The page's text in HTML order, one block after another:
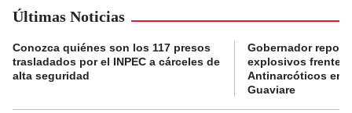
Últimas Noticias
Conozca quiénes son los 117 presos
trasladados por el INPEC a cárceles de
alta seguridad
Gobernador
explosivos frente a
Antinarcóticos en
Guaviare